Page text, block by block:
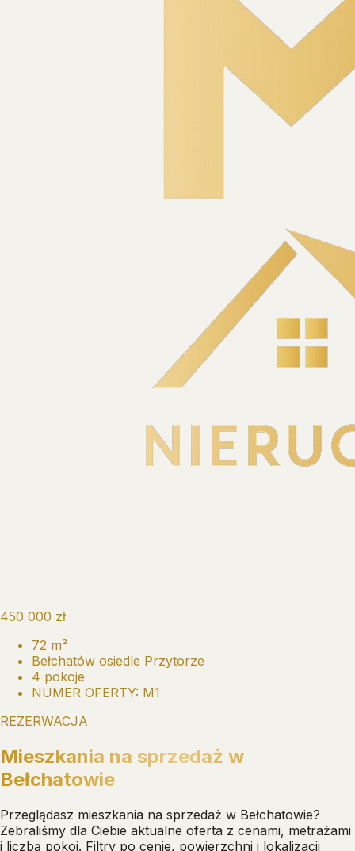
450 000 zł
72 m²
Bełchatów osiedle Przytorze
4 pokoje
NUMER OFERTY: M1
REZERWACJA
Mieszkania na sprzedaż w
Bełchatowie
Przeglądasz mieszkania na sprzedaż w Bełchatowie?
Zebraliśmy dla Ciebie aktualne oferta z cenami, metrażami
i liczbą pokoi. Filtry po cenie, powierzchni i lokalizacji